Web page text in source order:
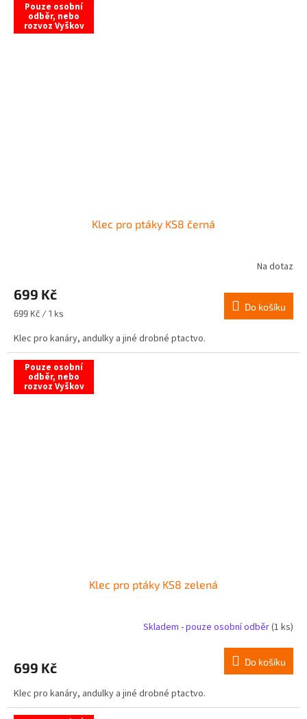
Pouze osobní
odběr, nebo
rozvoz Vyškov
Klec pro ptáky KS8 černá
Na dotaz
699 Kč
Měrná
699 Kč / 1 ks
Do košíku
Klec pro kanáry, andulky a jiné drobné ptactvo.
Pouze osobní
odběr, nebo
rozvoz Vyškov
Klec pro ptáky KS8 zelená
Skladem - pouze osobní odběr(1 ks)
699 Kč Do košíku
Klec pro kanáry, andulky a jiné drobné ptactvo.